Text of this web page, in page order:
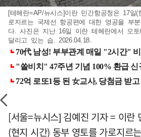
[테헤란=AP/뉴시스]이란 민간항공청은 17
로지르는 국제선 항공편에 대한 영공을 부
다. 사진은 지난 16일 이란 테헤란에서 오
달리고 있는 습. 2026.04.18.
[서울=뉴시스] 김예진 기자 = 이란
(현지 시간) 동부 영토를 가로지르